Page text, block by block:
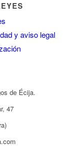
y aviso legal
de Écija.
47